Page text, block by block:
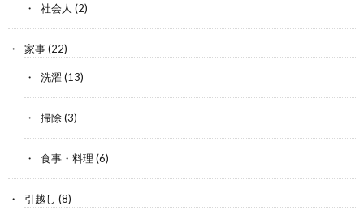
社会人 (2)
家事(22)
洗濯 (13)
掃除(3)
食事・料理 (6)
引越し (8)